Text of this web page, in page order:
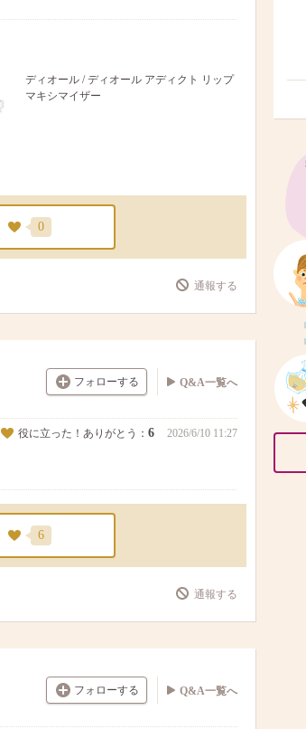
ディオール / ディオール アディクト リップ
マキシマイザー
0
通報する
フォローする Q&A一覧へ
役に立った！ありがとう： 6 2026/6/10 11:27
6
通報する
フォローする Q&A一覧へ